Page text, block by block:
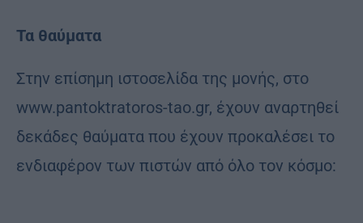
Τα θαύματα
Στην επίσημη ιστοσελίδα της μονής, στο
www.pantoktratoros-tao.gr, έχουν αναρτηθεί
δεκάδες θαύματα που έχουν προκαλέσει το
ενδιαφέρον των πιστών από όλο τον κόσμο: